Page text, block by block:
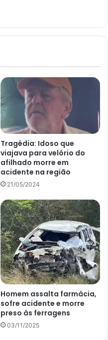
Tragédia: Idoso que
viajava para velório do
afilhado morre em
acidente na região
21/05/2024
Homem assalta farmácia,
sofre acidente e morre
preso às ferragens
03/11/2025